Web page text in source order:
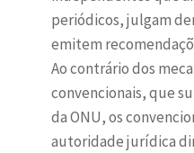
periódicos, julgam
emitem
Ao contrário dos
convencionais, que
da ONU, os
autoridade jurídica